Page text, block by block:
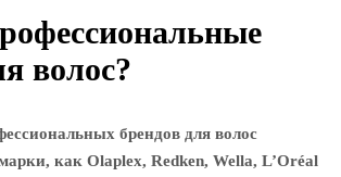
волос?
брендов для волос
как Olaplex, Redken, Wella, L’Oréal